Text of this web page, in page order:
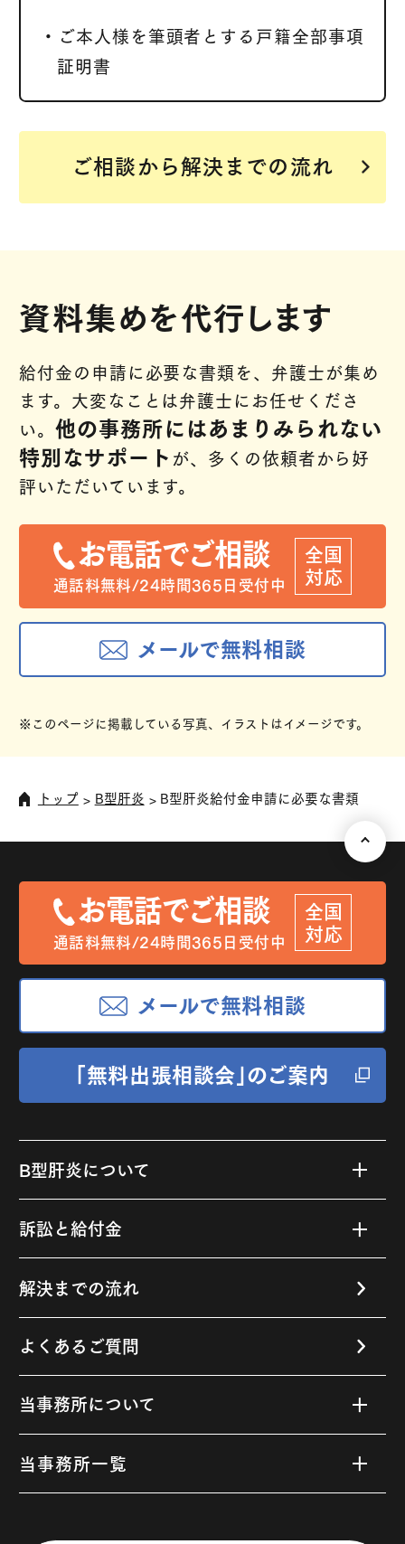
・ご本人様を筆頭者とする戸籍全部事項
証明書
ご相談から解決までの流れ
資料集めを代行します
給付金の申請に必要な書類を、弁護士が集め
ます。大変なことは弁護士にお任せくださ
い。 他の事務所にはあまりみられない
特別なサポート が、多くの依頼者から好
評いただいています。
お電話でご相談
通話料無料/24時間365日受付中
全国
対応
メールで無料相談
※このページに掲載している写真、イラストはイメージです。
トップ B型肝炎 B型肝炎給付金申請に必要な書類
「無料出張相談会」のご案内
お電話でご相談
通話料無料/24時間365日受付中
全国
対応
メールで無料相談
B型肝炎について
B型肝炎とは
B型肝炎の感染経路や原因
B型肝炎の検査と診断
B型肝炎ウイルス
B型肝炎の治療法
訴訟と給付金
B型肝炎訴訟について
B型肝炎給付金の
B型肝炎給付金額
解決までの流れ
よくあるご質問
当事務所について
私たちの強み
当事務所一覧